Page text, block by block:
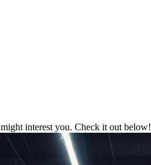
interest you. Check it out below!